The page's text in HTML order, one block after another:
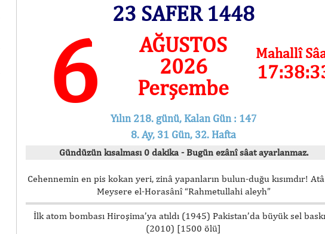
23 SAFER 1448
6
AĞUSTOS
2026
Perşembe
Mahallî
Yılın 218. günü, Kalan Gün : 147
8. Ay, 31 Gün, 32. Hafta
Gündüzün kısalması 0 dakika - Bugün ezânî sâat ayarlanmaz.
Cehennemin en pis kokan yeri, zinâ yapanların bulun-duğu kısımdır!
Meysere el-Horasânî “Rahmetullahi aleyh”
İlk atom bombası Hiroşima’ya atıldı (1945) Pakistan’da büyük sel
(2010) [1500 ölü]